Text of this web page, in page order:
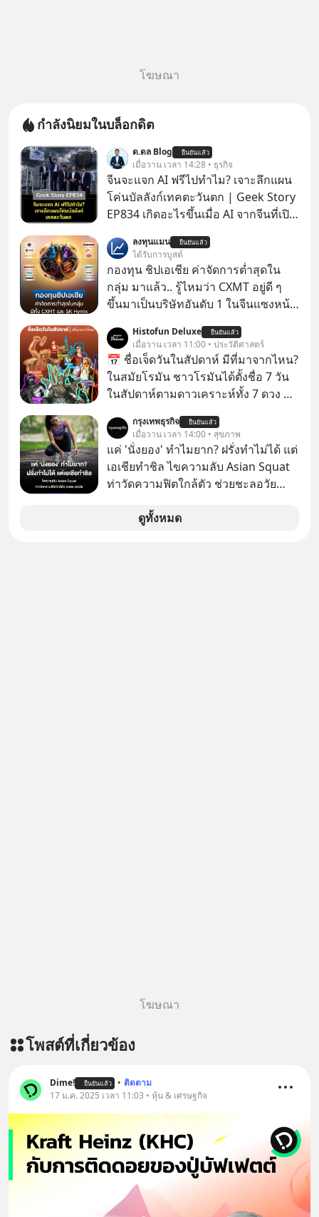
โฆษณา
กำลังนิยมในบล็อกดิต
ด.ดล Blog ยืนยันแล้ว
เมื่อวาน เวลา 14:28 • ธุรกิจ
จีนจะแจก AI ฟรีไปทำไม? เจาะลึกแผน
โค่นบัลลังก์เทคตะวันตก | Geek Story
EP834 เกิดอะไรขึ้นเมื่อ AI จากจีนที่เปิด
AI ระดับท็อปของอเมริกาที่ใช้เงินลงทุน
สร้างกว่าร้อยล้านดอลลาร์
ปรากฏการณ์นี้ทำเอาซีอีโอผู้ทรง
อิทธิพลอย่าง Jensen Huang แห่ง
คืออนาคต แต่ในขณะเดียวกัน บริษัท
ยักษ์ใหญ่อย่าง OpenAI และ
Anthropic กลับนั่งไม่ติด ถึงขั้นรีบส่ง
สัญญาณเตือนรัฐบาลอเมริกาว่าสิ่งนี้คือ
ภัยความมั่นคงระดับชาติ ทำไมจีนถึง
ยอมหงายการ์ดแจกเทคโนโลยีระดับ
โลกให้ทุกคนดาวน์โหลดไปใช้แบบฟรีๆ
และเบื้องหลังข้ออ้างเรื่องความ
ปลอดภัย แท้จริงแล้วบริษัทยักษ์ใหญ่
ของอเมริกากำลังกลัวอะไรกันแน่ เลือก
ฟังกันได้เลยนะครับ อย่าลืมกด Follow
ติดตาม PodCast ช่อง Geek Forever’s
ลงทุนแมน ยืนยันแล้ว
ได้รับการบูสต์
กองทุน ชิปเอเชีย ค่าจัดการต่ำสุดใน
กลุ่ม มาแล้ว.. รู้ไหมว่า CXMT อยู่ดี ๆ
ขึ้นมาเป็นบริษัทอันดับ 1 ในจีนแซงหน้า
บริษัทอันดับ 1 ในไต้หวันมานานแล้ว
Histofun Deluxe ยืนยันแล้ว
เมื่อวาน เวลา 11:00 • ประวัติศาสตร์
📅 ชื่อเจ็ดวันในสัปดาห์ มีที่มาจากไหน?
ในสมัยโรมัน ชาวโรมันได้ตั้งชื่อ 7 วัน
ในสัปดาห์ตามดาวเคราะห์ทั้ง 7 ดวง ที่
กรุงเทพธุรกิจ ยืนยันแล้ว
เมื่อวาน เวลา 14:00 • สุขภาพ
แค่ 'นั่งยอง' ทำไมยาก? ฝรั่งทำไม่ได้ แต่
เอเชียทำชิล ไขความลับ Asian Squat
ท่าวัดความฟิตใกล้ตัว ช่วยชะลอวัย
ต่างชาติที่พยายามทำ “Asian Squat”
ดูทั้งหมด
โฆษณา
โพสต์ที่เกี่ยวข้อง
Dime! ยืนยันแล้ว • ติดตาม
17 ม.ค. 2025 เวลา 11:03 • หุ้น & เศรษฐกิจ